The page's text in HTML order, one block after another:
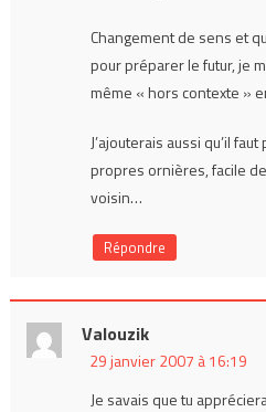
Changement de sens et
pour préparer le futur, je
même « hors contexte »
J’ajouterais aussi qu’il
propres ornières, facile
voisin…
Répondre
Valouzik
29 janvier 2007 à 16:19
Je savais que tu